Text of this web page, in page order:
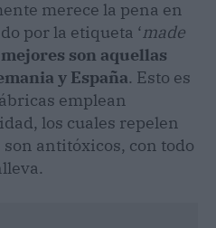
merece la pena en
por la etiqueta ‘made
son aquellas
y España. Esto es
emplean
los cuales repelen
antitóxicos, con todo